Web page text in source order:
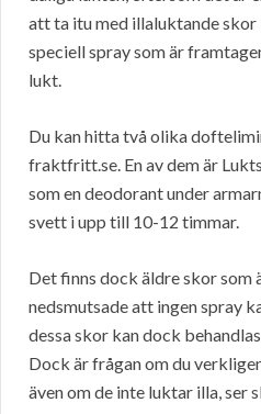
att ta itu med illaluktande skor
speciell spray som är
lukt.
Du kan hitta två olika
fraktfritt.se. En av dem är
som en deodorant under
svett i upp till 10-12 timmar.
Det finns dock äldre skor som
nedsmutsade att ingen spray
dessa skor kan dock
Dock är frågan om du
även om de inte luktar illa, ser